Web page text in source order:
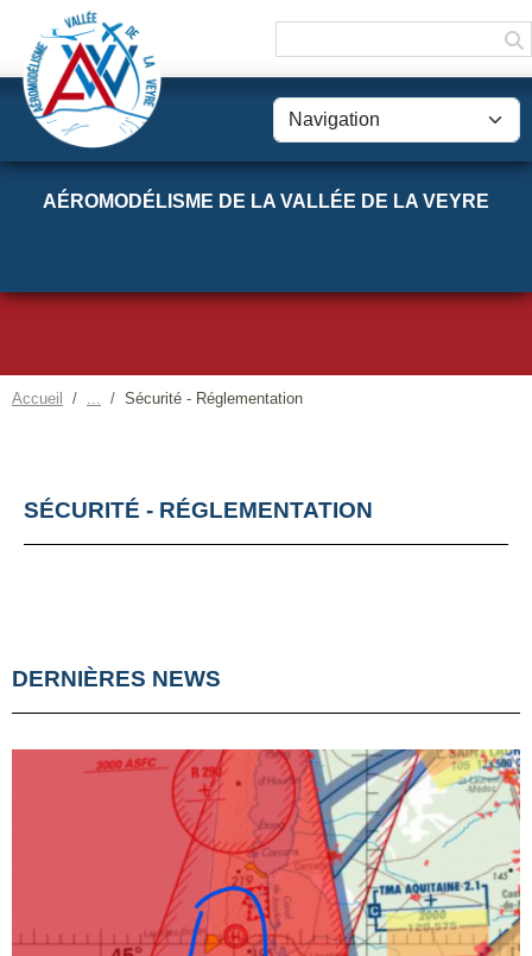
AÉROMODÉLISME DE LA VALLÉE DE LA VEYRE
Accueil Sécurité - Réglementation
SÉCURITÉ - RÉGLEMENTATION
DERNIÈRES NEWS
Panneau de gestion des cookies